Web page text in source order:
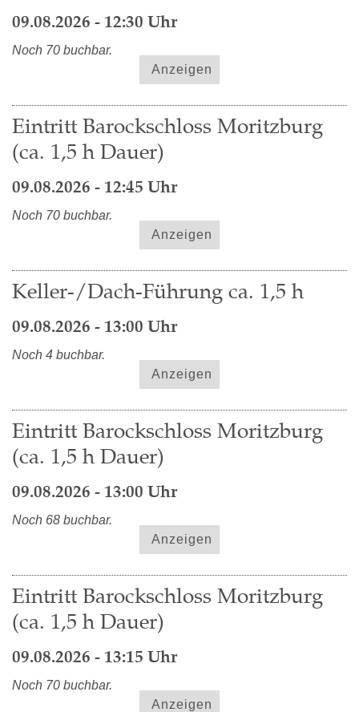
09.08.2026 - 12:30 Uhr
Noch 70 buchbar.
Anzeigen
Eintritt Barockschloss Moritzburg
(ca. 1,5 h Dauer)
09.08.2026 - 12:45 Uhr
Noch 70 buchbar.
Anzeigen
Keller-/Dach-Führung ca. 1,5 h
09.08.2026 - 13:00 Uhr
Noch 4 buchbar.
Anzeigen
Eintritt Barockschloss Moritzburg
(ca. 1,5 h Dauer)
09.08.2026 - 13:00 Uhr
Noch 68 buchbar.
Anzeigen
Eintritt Barockschloss Moritzburg
(ca. 1,5 h Dauer)
09.08.2026 - 13:15 Uhr
Noch 70 buchbar.
Anzeigen